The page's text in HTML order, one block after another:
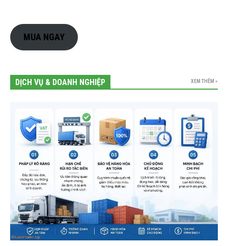
MUA NGAY
DỊCH VỤ & DOANH NGHIỆP XEM THÊM »